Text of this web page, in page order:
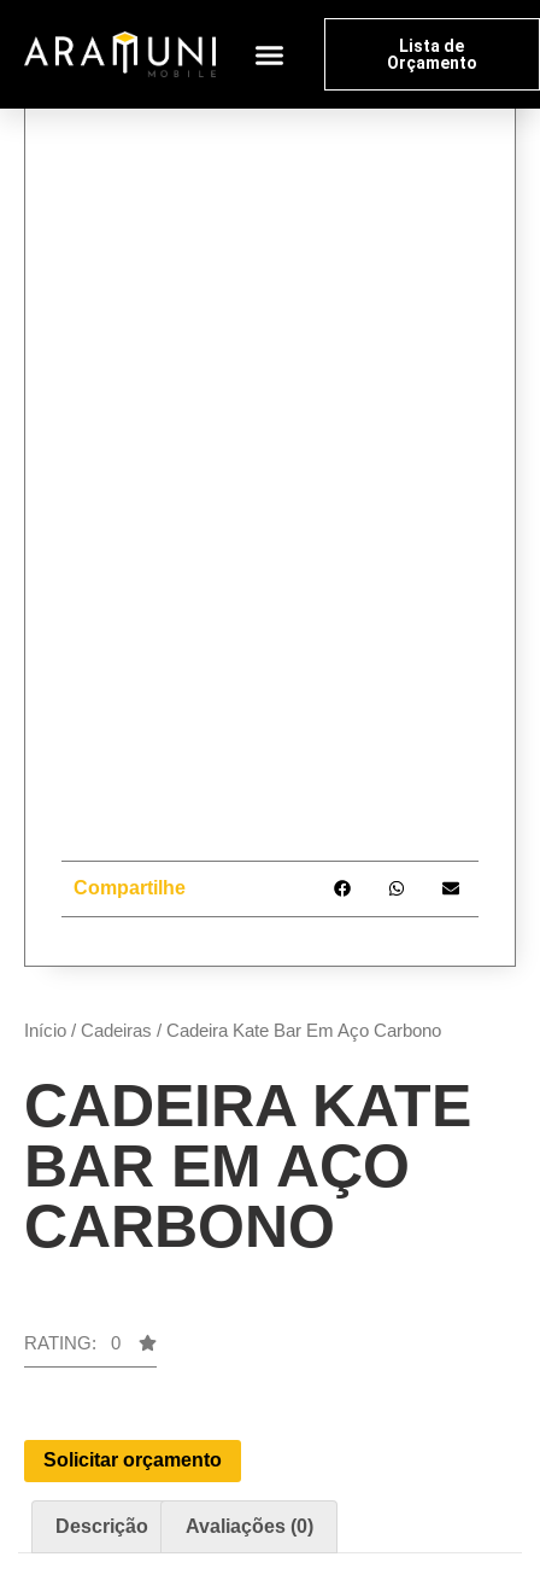
Lista de
Orçamento
Início / Cadeiras / Cadeira Kate Bar Em Aço Carbono
CADEIRA KATE
BAR EM AÇO
CARBONO
RATING: 0
Solicitar orçamento
Compartilhe
Descrição Avaliações (0)